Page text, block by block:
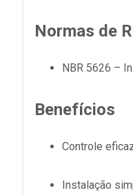
Normas de
NBR 5626 –
Benefícios
Controle
Instalação